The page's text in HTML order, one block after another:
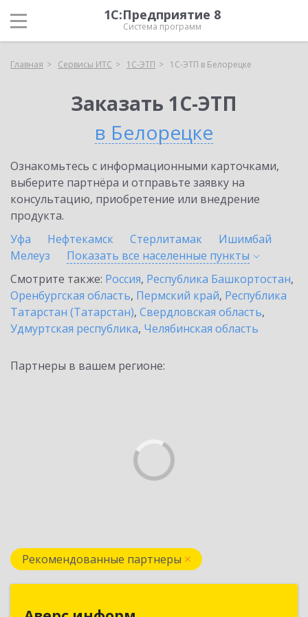
1С:Предприятие 8
Система программ
Главная Сервисы ИТС 1С-ЭТП 1С-ЭТП в Белорецке
Заказать 1С-ЭТП
в Белорецке
Ознакомьтесь с информационными карточками,
выберите партнёра и отправьте заявку на
консультацию, приобретение или внедрение
продукта.
Уфа
Нефтекамск Стерлитамак
Ишимбай
Мелеуз
Показать все населенные пункты
Смотрите также: Россия, Республика Башкортостан,
Оренбургская область, Пермский край, Республика
Татарстан (Татарстан), Свердловская область,
Удмуртская республика, Челябинская область
Партнеры в вашем регионе:
Рекомендованные партнеры